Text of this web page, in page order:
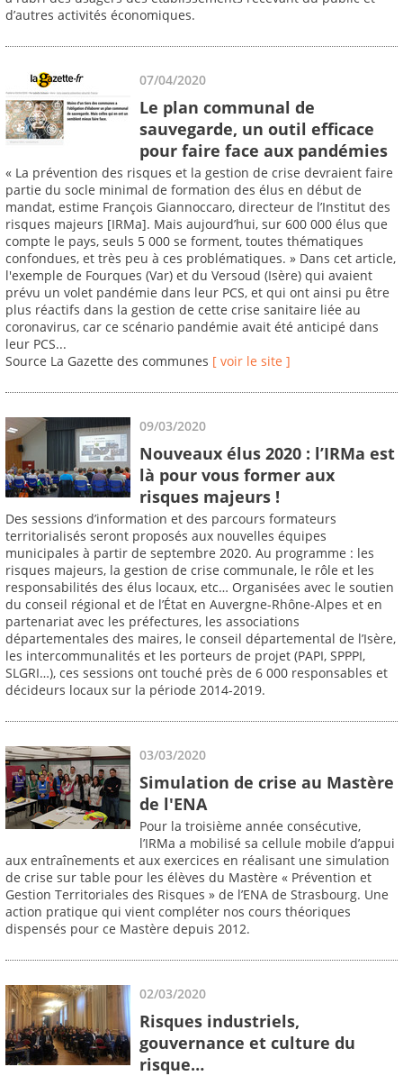
d’autres activités économiques.
07/04/2020
Le plan communal de
sauvegarde, un outil efficace
pour faire face aux pandémies
« La prévention des risques et la gestion de crise devraient faire
partie du socle minimal de formation des élus en début de
mandat, estime François Giannoccaro, directeur de l’Institut des
risques majeurs [IRMa]. Mais aujourd’hui, sur 600 000 élus que
compte le pays, seuls 5 000 se forment, toutes thématiques
confondues, et très peu à ces problématiques. » Dans cet article,
l'exemple de Fourques (Var) et du Versoud (Isère) qui avaient
prévu un volet pandémie dans leur PCS, et qui ont ainsi pu être
plus réactifs dans la gestion de cette crise sanitaire liée au
coronavirus, car ce scénario pandémie avait été anticipé dans
leur PCS...
Source La Gazette des communes [ voir le site ]
09/03/2020
Nouveaux élus 2020 : l’IRMa est
là pour vous former aux
risques majeurs !
Des sessions d’information et des parcours formateurs
territorialisés seront proposés aux nouvelles équipes
municipales à partir de septembre 2020. Au programme : les
risques majeurs, la gestion de crise communale, le rôle et les
responsabilités des élus locaux, etc… Organisées avec le soutien
du conseil régional et de l’État en Auvergne-Rhône-Alpes et en
partenariat avec les préfectures, les associations
départementales des maires, le conseil départemental de l’Isère,
les intercommunalités et les porteurs de projet (PAPI, SPPPI,
SLGRI…), ces sessions ont touché près de 6 000 responsables et
décideurs locaux sur la période 2014-2019.
03/03/2020
Simulation de crise au Mastère
de l'ENA
Pour la troisième année consécutive,
l’IRMa a mobilisé sa cellule mobile d’appui
aux entraînements et aux exercices en réalisant une simulation
de crise sur table pour les élèves du Mastère « Prévention et
Gestion Territoriales des Risques » de l’ENA de Strasbourg. Une
action pratique qui vient compléter nos cours théoriques
dispensés pour ce Mastère depuis 2012.
02/03/2020
Risques industriels,
gouvernance et culture du
risque…